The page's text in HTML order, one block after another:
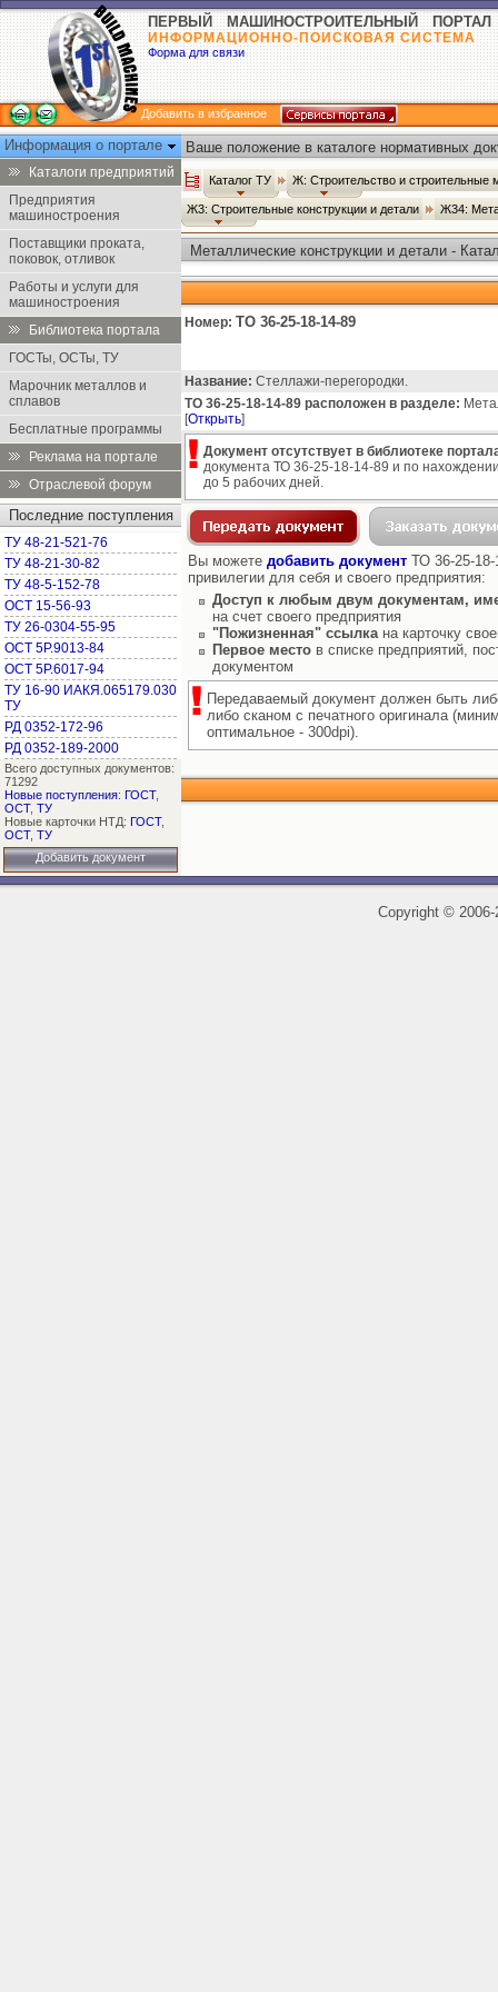
ПЕРВЫЙ МАШИНОСТРОИТЕЛЬНЫЙ ПОРТАЛ
ИНФОРМАЦИОННО-ПОИСКОВАЯ СИСТЕМА
Форма для связи
Добавить в избранное
Информация о портале
Каталоги предприятий
Предприятия
машиностроения
Поставщики проката,
поковок, отливок
Работы и услуги для
машиностроения
Библиотека портала
ГОСТы, ОСТы, ТУ
Марочник металлов и
сплавов
Бесплатные программы
Реклама на портале
Отраслевой форум
Последние поступления
ТУ 48-21-521-76
ТУ 48-21-30-82
ТУ 48-5-152-78
ОСТ 15-56-93
ТУ 26-0304-55-95
ОСТ 5Р.9013-84
ОСТ 5Р.6017-94
ТУ 16-90 ИАКЯ.065179.030
ТУ
РД 0352-172-96
РД 0352-189-2000
Всего доступных документов:
71292
Новые поступления: ГОСТ,
ОСТ, ТУ
Новые карточки НТД: ГОСТ,
ОСТ, ТУ
Добавить документ
Ваше положение в каталоге нормативных
Каталог ТУ Ж: Строительство и строительные
Ж3: Строительные конструкции и детали Ж34:
Металлические конструкции и детали -
Номер: ТО 36-25-18-14-89
Название: Стеллажи-перегородки.
ТО 36-25-18-14-89 расположен в разделе:
[Открыть]
Документ отсутствует в библиотеке
документа ТО 36-25-18-14-89 и по
до 5 рабочих дней.
Вы можете добавить документ ТО 36-25-18-
привилегии для себя и своего предприятия:
Доступ к любым двум документам,
на счет своего предприятия
"Пожизненная" ссылкана карточку
Первое место в списке предприятий,
документом
Передаваемый документ должен быть
либо сканом с печатного оригинала
оптимальное - 300dpi).
Copyright ©